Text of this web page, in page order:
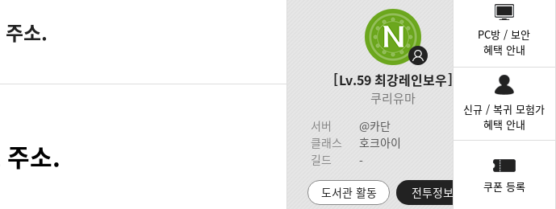
소.
Lv.59최강레인보우
쿠리유마
서버
@카단
클래스
호크아이
길드
-
도서관 활동 전투정보실
소.
PC방 / 보안
혜택 안내
신규 / 복귀 모험가
혜택 안내
쿠폰 등록